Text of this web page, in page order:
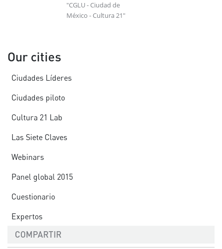
"CGLU - Ciudad de
México - Cultura 21"
Our cities
Ciudades Líderes
Ciudades piloto
Cultura 21 Lab
Las Siete Claves
Webinars
Panel global 2015
Cuestionario
Expertos
COMPARTIR